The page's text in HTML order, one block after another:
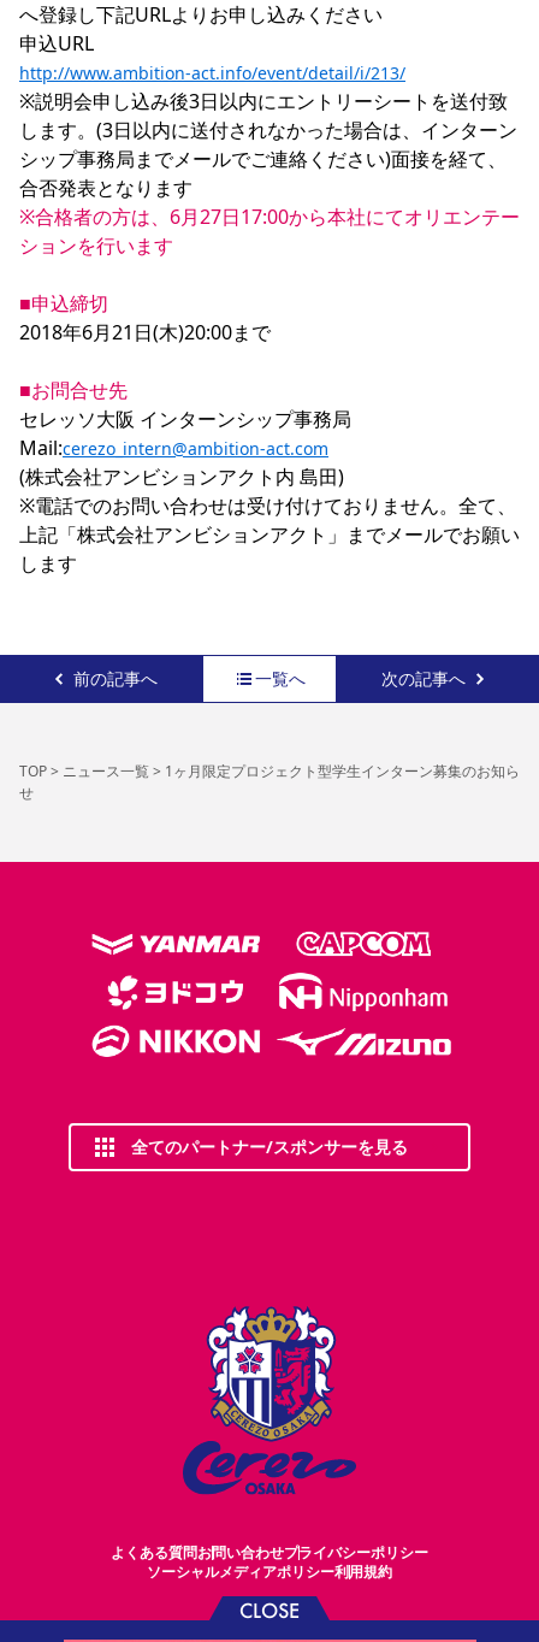
CLOSE
へ登録し下記URLよりお申し込みください
http://www.ambition-act.info/event/detail/i/213/
※説明会申し込み後3日以内にエントリーシートを送付致
します。(3日以内に送付されなかった場合は、インターン
シップ事務局までメールでご連絡ください)面接を経て、
※合格者の方は、6月27日17:00から本社にてオリエンテー
ションを行います
■申込締切
2018年6月21日(木)20:00まで
■お問合せ先
セレッソ大阪 インターンシップ事務局
Mail:cerezo_intern@ambition-act.com
(株式会社アンビションアクト内 島田)
※電話でのお問い合わせは受け付けておりません。全て、
上記「株式会社アンビションアクト」までメールでお願い
します
前の記事へ 一覧へ 次の記事へ
TOP> ニュース一覧> 1ヶ月限定プロジェクト型学生インターン募集のお知ら
せ
全てのパートナー/スポンサーを見る
よくある質問お問い合わせプライバシーポリシー
ソーシャルメディアポリシー利用規約